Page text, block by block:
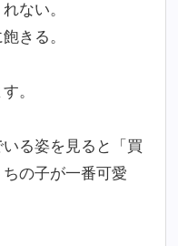
ない。
きる。
。
る姿を見ると「買
の子が一番可愛